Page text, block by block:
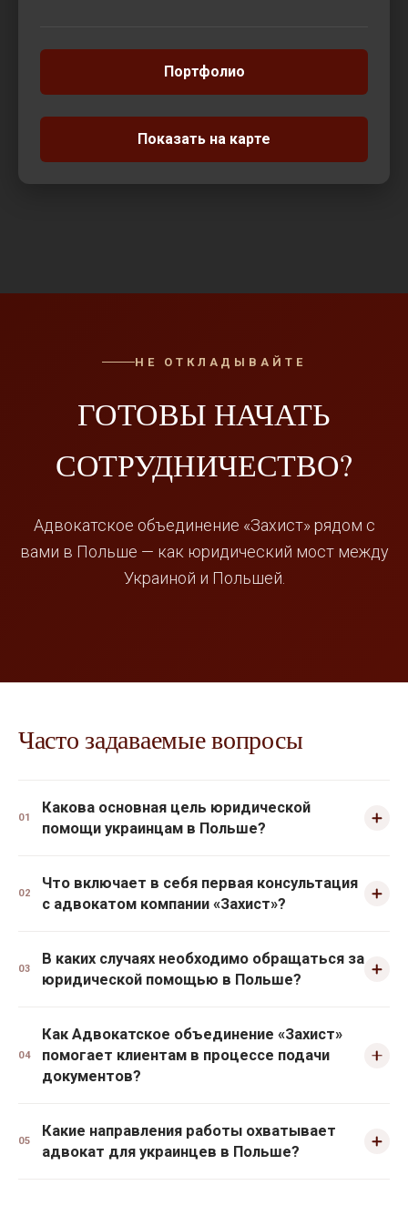
Портфолио
Показать на карте
НЕ ОТКЛАДЫВАЙТЕ
ГОТОВЫ НАЧАТЬ
СОТРУДНИЧЕСТВО?
Адвокатское объединение «Захист» рядом с
вами в Польше — как юридический мост между
Украиной и Польшей.
Часто задаваемые вопросы
01
Какова основная цель юридической
помощи украинцам в Польше?
02
Что включает в себя первая консультация
с адвокатом компании «Захист»?
03
В каких случаях необходимо обращаться за
юридической помощью в Польше?
04
Как Адвокатское объединение «Захист»
помогает клиентам в процессе подачи
документов?
05
Какие направления работы охватывает
адвокат для украинцев в Польше?